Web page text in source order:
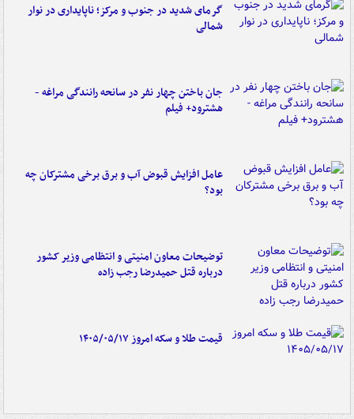
گرمای شدید در جنوب و مرکز؛ ناپایداری در نوار
شمالی
جان باختن چهار نفر در سانحه رانندگی مراغه -
هشترود+ فیلم
عامل افزایش قبوض آب و برق برخی مشترکان چه
بود؟
توضیحات معاون امنیتی و انتظامی وزیر کشور
درباره قتل حمیدرضا رجب زاده
قیمت طلا و سکه امروز ۱۴۰۵/۰۵/۱۷